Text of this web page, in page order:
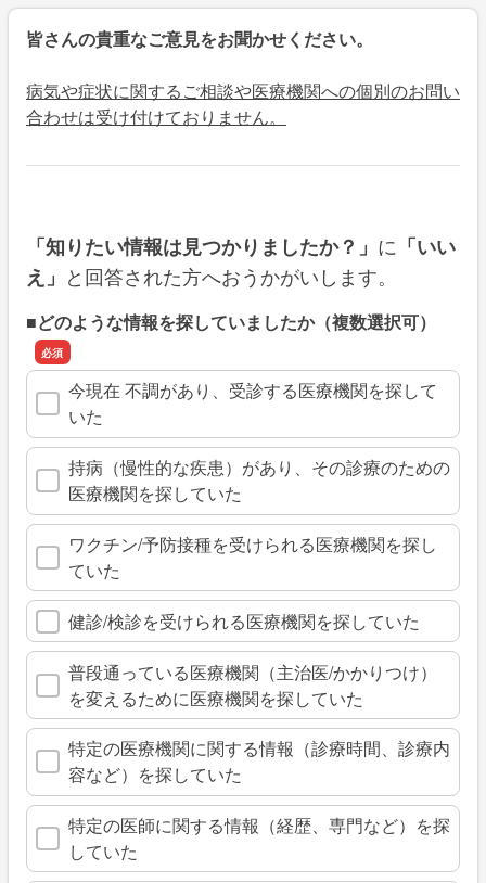
皆さんの貴重なご意見をお聞かせください。
病気や症状に関するご相談や医療機関への個別のお問い
合わせは受け付けておりません。
「知りたい情報は見つかりましたか？」 に 「いい
え」 と回答された方へおうかがいします。
■どのような情報を探していましたか（複数選択可）
今現在 不調があり、受診する医療機関を探して
いた
持病（慢性的な疾患）があり、その診療のための
医療機関を探していた
ワクチン/予防接種を受けられる医療機関を探し
ていた
健診/検診を受けられる医療機関を探していた
普段通っている医療機関（主治医/かかりつけ）
を変えるために医療機関を探していた
特定の医療機関に関する情報（診療時間、診療内
容など）を探していた
特定の医師に関する情報（経歴、専門など）を探
していた